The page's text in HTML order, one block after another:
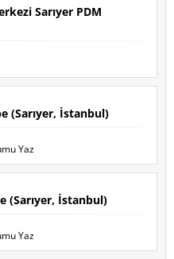
Sarıyer PDM
(Sarıyer, İstanbul)
Yaz
(Sarıyer, İstanbul)
Yaz